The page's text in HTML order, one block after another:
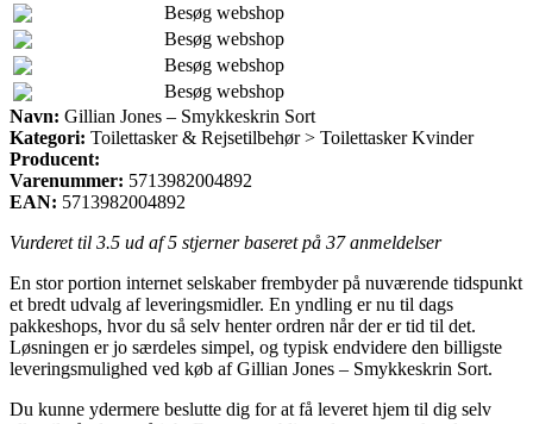
Besøg webshop
Besøg webshop
Besøg webshop
Besøg webshop
Navn: Gillian Jones – Smykkeskrin Sort
Kategori: Toilettasker & Rejsetilbehør > Toilettasker Kvinder
Producent:
Varenummer: 5713982004892
EAN: 5713982004892
Vurderet til 3.5 ud af 5 stjerner baseret på 37anmeldelser
En stor portion internet selskaber frembyder på nuværende tidspunkt
et bredt udvalg af leveringsmidler. En yndling er nu til dags
pakkeshops, hvor du så selv henter ordren når der er tid til det.
Løsningen er jo særdeles simpel, og typisk endvidere den billigste
leveringsmulighed ved køb af Gillian Jones – Smykkeskrin Sort.
Du kunne ydermere beslutte dig for at få leveret hjem til dig selv